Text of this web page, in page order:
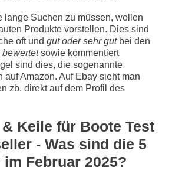
lange Suchen zu müssen, wollen
Produkte vorstellen. Dies sind
oft und gut oder sehr gutbei den
bewertetsowie kommentiert
sind dies, die sogenannte
auf Amazon. Auf Ebay sieht man
zb. direkt auf dem Profil des
Keile für Boote Test
- Was sind die 5
im Februar 2025?